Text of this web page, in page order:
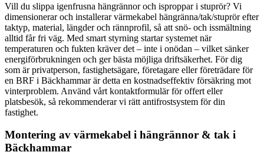
Vill du slippa igenfrusna hängrännor och isproppar i stuprör? Vi
dimensionerar och installerar värmekabel hängränna/tak/stuprör efter
taktyp, material, längder och rännprofil, så att snö- och issmältning
alltid får fri väg. Med smart styrning startar systemet när
temperaturen och fukten kräver det – inte i onödan – vilket sänker
energiförbrukningen och ger bästa möjliga driftsäkerhet. För dig
som är privatperson, fastighetsägare, företagare eller företrädare för
en BRF i Bäckhammar är detta en kostnadseffektiv försäkring mot
vinterproblem. Använd vårt kontaktformulär för offert eller
platsbesök, så rekommenderar vi rätt antifrostsystem för din
fastighet.
Montering av värmekabel i hängrännor & tak i
Bäckhammar